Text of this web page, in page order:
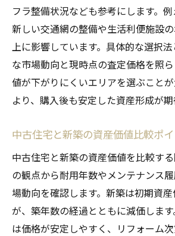
フラ整備状況なども参考にします。
新しい交通網の整備や生活利便施設
上に影響しています。具体的な選択
な市場動向と現時点の査定価格を照
値が下がりにくいエリアを選ぶこと
より、購入後も安定した資産形成が期
中古住宅と新築の資産価値比較ポ
中古住宅と新築の資産価値を比較す
の観点から耐用年数やメンテナンス
場動向を確認します。新築は初期資
が、築年数の経過とともに減価しま
は価格が安定しやすく、リフォーム